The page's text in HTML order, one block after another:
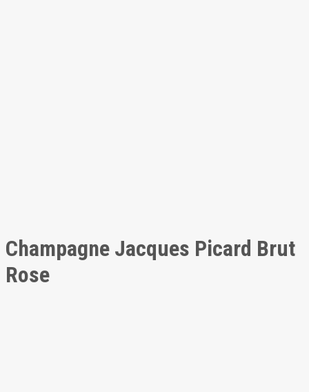
Champagne Jacques Picard Brut
Rose